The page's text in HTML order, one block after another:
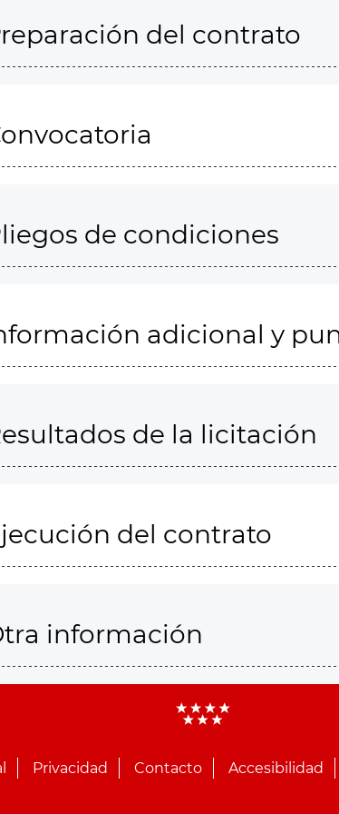
del contrato
de condiciones
adicional y
de la licitación
del contrato
información
Privacidad Contacto Accesibilidad